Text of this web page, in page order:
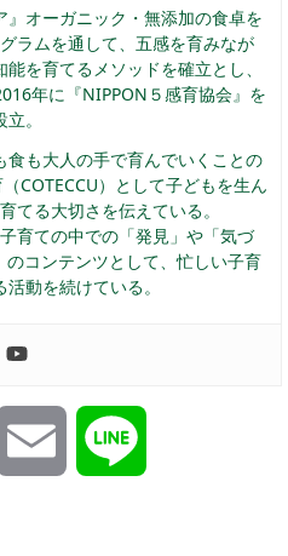
オーガニック・無添加の食卓を
ラムを通して、五感を育みなが
を育てるメソッドを確立とし、
年に『NIPPON５感育協会』を
立。
も大人の手で育んでいくことの
COTECCU）として子どもを生ん
てる大切さを伝えている。
育ての中での「発見」や「気づ
コンテンツとして、忙しい子育
動を続けている。
Pocket Email